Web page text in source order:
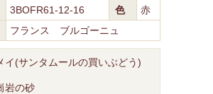
3BOFR61-12-16 色
赤
フランス ブルゴーニュ
イ(サンタムールの買いぶどう)
岩の砂